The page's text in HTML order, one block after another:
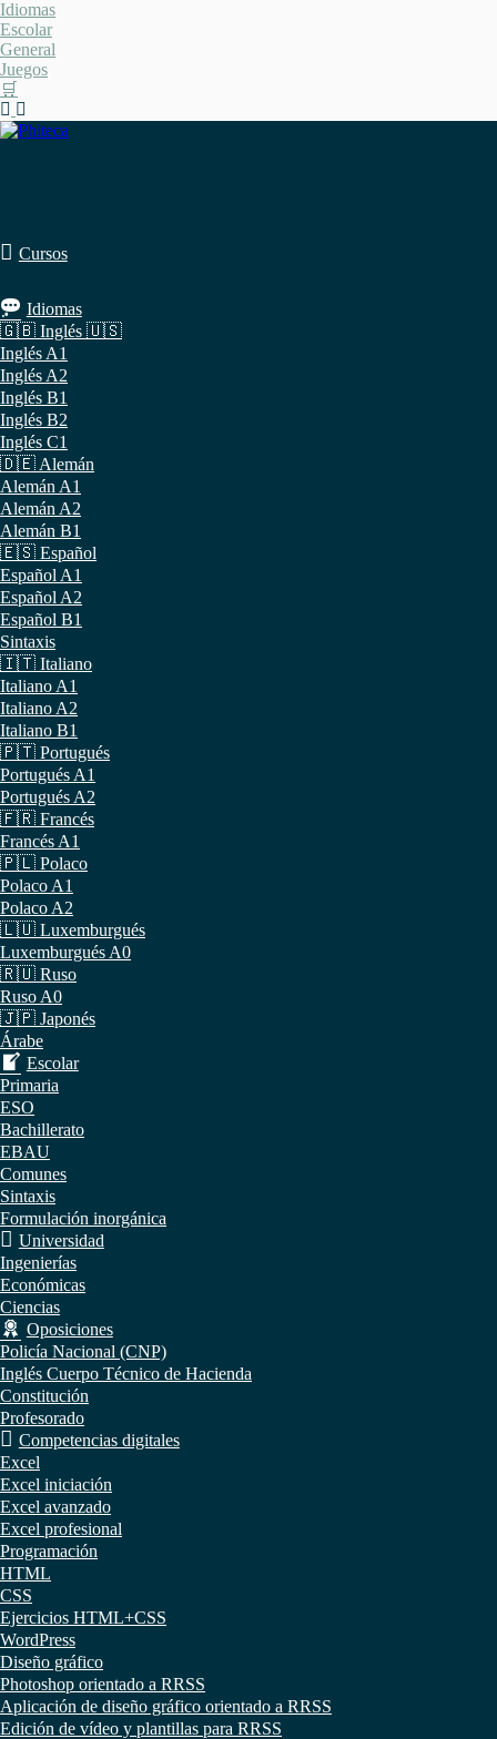
Saltar
al
contenido
Idiomas
Escolar
General
Juegos
🛒
Cursos
Idiomas
🇬🇧 Inglés 🇺🇸
Inglés A1
Inglés A2
Inglés B1
Inglés B2
Inglés C1
🇩🇪 Alemán
Alemán A1
Alemán A2
Alemán B1
🇪🇸 Español
Español A1
Español A2
Español B1
Sintaxis
🇮🇹 Italiano
Italiano A1
Italiano A2
Italiano B1
🇵🇹 Portugués
Portugués A1
Portugués A2
🇫🇷 Francés
Francés A1
🇵🇱 Polaco
Polaco A1
Polaco A2
🇱🇺 Luxemburgués
Luxemburgués A0
🇷🇺 Ruso
Ruso A0
🇯🇵 Japonés
Árabe
Escolar
Primaria
ESO
Bachillerato
EBAU
Comunes
Sintaxis
Formulación inorgánica
Universidad
Ingenierías
Económicas
Ciencias
Oposiciones
Policía Nacional (CNP)
Inglés Cuerpo Técnico de Hacienda
Constitución
Profesorado
Competencias digitales
Excel
Excel iniciación
Excel avanzado
Excel profesional
Programación
HTML
CSS
Ejercicios HTML+CSS
WordPress
Diseño gráfico
Photoshop orientado a RRSS
Aplicación de diseño gráfico orientado a RRSS
Edición de vídeo y plantillas para RRSS